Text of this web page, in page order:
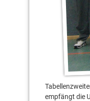
Tim Decker
empfängt die
Georgios Tyrekidis
Jena NBBL
Lennard
Mark Schönheit
Mert Basar